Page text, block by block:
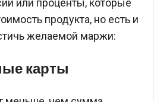
или проценты, которые
продукта, но есть и
желаемой маржи:
карты